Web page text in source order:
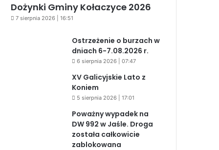
Dożynki Gminy Kołaczyce 2026
7 sierpnia 2026 | 16:51
Ostrzeżenie o burzach w
dniach 6-7.08.2026 r.
6 sierpnia 2026 | 07:47
XV Galicyjskie Lato z
Koniem
5 sierpnia 2026 | 17:01
Poważny wypadek na
DW 992 w Jaśle. Droga
została całkowicie
zablokowana